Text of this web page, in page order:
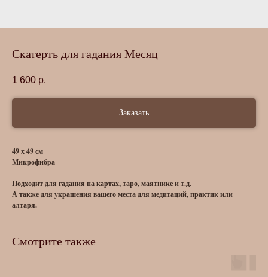
Скатерть для гадания Месяц
1 600 р.
Заказать
49 х 49 см
Микрофибра
Подходит для гадания на картах, таро, маятнике и т.д.
А также для украшения вашего места для медитаций, практик или
алтаря.
Смотрите также